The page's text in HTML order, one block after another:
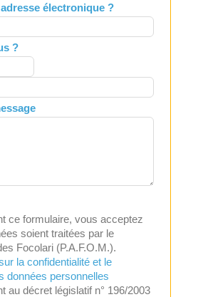
électronique ?
?
ce formulaire, vous acceptez
soient traitées par le
Focolari (P.A.F.O.M.).
la confidentialité et le
données personnelles
au décret législatif n° 196/2003